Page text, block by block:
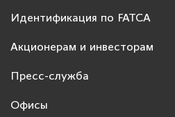
Идентификация по FATCA
Акционерам и инвесторам
Пресс-служба
Офисы